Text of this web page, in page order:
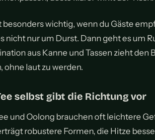
besonders wichtig, wenn du Gäste
nicht nur um Durst. Dann geht es um
aus Kanne und Tassen zieht den
ohne laut zu werden.
selbst gibt die Richtung vor
und Oolong brauchen oft leichtere
robustere Formen, die Hitze